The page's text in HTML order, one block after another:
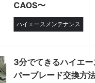
CAOS〜
ハイエースメンテナンス
3分でてきるハイエ
パーブレード交換方